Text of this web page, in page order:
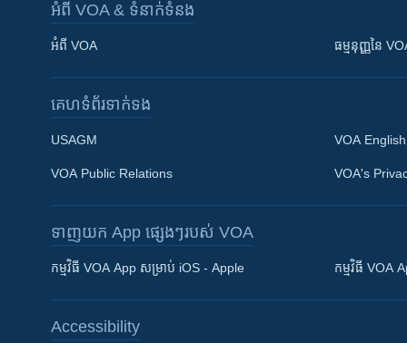
Khmer English
អំពី​ VOA & ទំនាក់ទំនង
អំពី​ VOA ធម្មនុញ្ញ​នៃ
គេហទំព័រ​​ទាក់ទង
USAGM
VOA Public Relations
VOA English
VOA's
ទាញយក​ App ផ្សេងៗ​របស់​ VOA
កម្មវិធី​ VOA App សម្រាប់ iOS - Apple កម្មវិធី​ VOA
Accessibility